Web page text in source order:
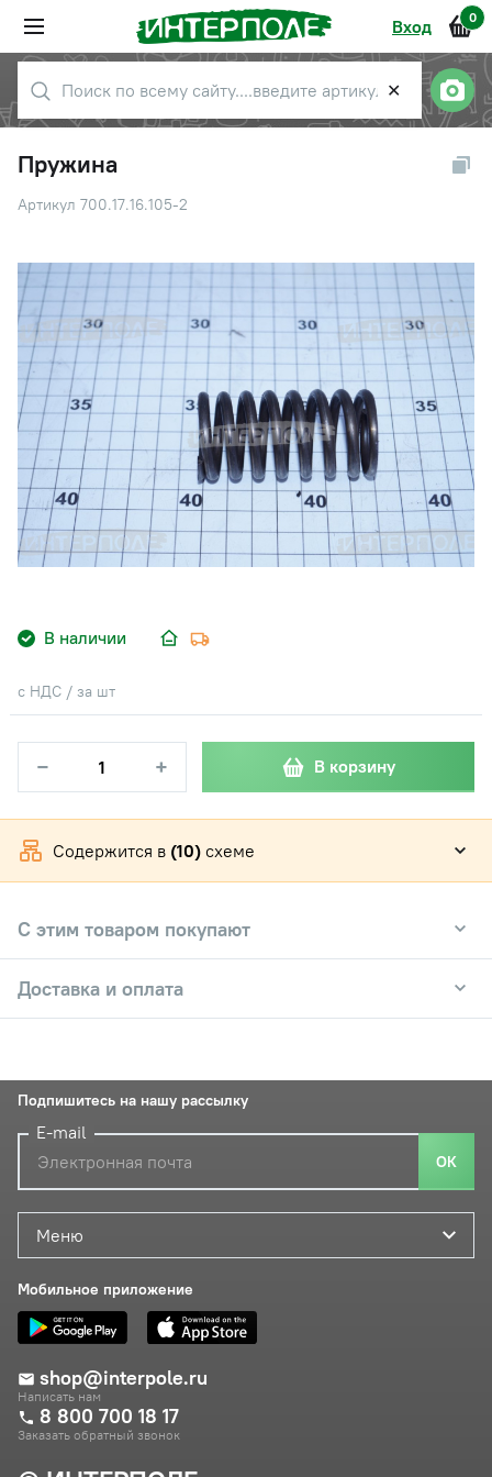
Вход 0
✕
Пружина
Артикул 700.17.16.105-2
В наличии
с НДС / за шт
− + В корзину
Содержится в (10) схеме
С этим товаром покупают
Доставка и оплата
Меню
Мобильное приложение
shop@interpole.ru
Написать нам
8 800 700 18 17
Заказать обратный звонок
Подпишитесь на нашу рассылку
E-mail
ОК